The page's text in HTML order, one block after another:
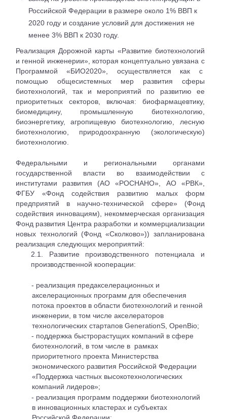
Российской Федерации в размере около 1% ВВП к
2020 году и создание условий для достижения не
менее 3% ВВП к 2030 году.
Реализация Дорожной карты «Развитие биотехнологий
и генной инженерии», которая концептуально увязана с
Программой «БИО2020», осуществляется как с
помощью общесистемных мер развития сферы
биотехнологий, так и мероприятий по развитию ее
приоритетных секторов, включая: биофармацевтику,
биомедицину, промышленную биотехнологию,
биоэнергетику, агропищевую биотехнологию, лесную
биотехнологию, природоохранную (экологическую)
биотехнологию.
Федеральными и региональными органами
государственной власти во взаимодействии с
институтами развития (АО «РОСНАНО», АО «РВК»,
ФГБУ «Фонд содействия развитию малых форм
предприятий в научно-технической сфере» (Фонд
содействия инновациям), некоммерческая организация
Фонд развития Центра разработки и коммерциализации
новых технологий (Фонд «Сколково»)) запланирована
реализация следующих мероприятий:
2.1. Развитие производственного потенциала и
производственной кооперации:
- реализация предакселерационных и
акселерационных программ для обеспечения
потока проектов в области биотехнологий и генной
инженерии, в том числе акселераторов
технологических стартапов GenerationS, OpenBio;
- поддержка быстрорастущих компаний в сфере
биотехнологий, в том числе в рамках
приоритетного проекта Министерства
экономического развития Российской Федерации
«Поддержка частных высокотехнологических
компаний лидеров»;
- реализация программ поддержки биотехнологий
в инновационных кластерах и субъектах